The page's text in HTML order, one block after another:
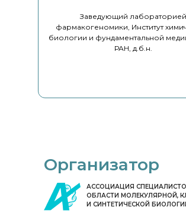
Заведующий лабораторией
фармакогеномики, Институт
биологии и фундаментальной
РАН, д.б.н.
Организатор
АССОЦИАЦИЯ
ОБЛАСТИ МОЛЕКУЛЯРНОЙ,
И СИНТЕТИЧЕСКОЙ